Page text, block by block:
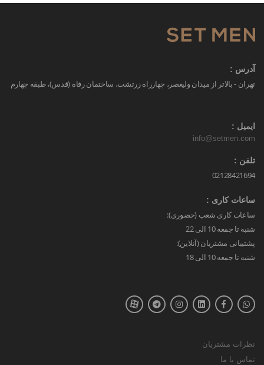
آدرس :
تهران - بالاتر از میدان ولیعصر، چهارراه زرتشت، ساختمان رفاه (قدس)، طبقه چهارم
ایمیل :
info@setmen.com
تلفن :
02128421694
ساعات کاری :
ساعات کاری شعب (حضوری):
شنبه تا جمعه 10 الی 22
پشتیبانی مشتریان (آنلاین):
شنبه تا جمعه 10 الی 18
نظرات مشتریان
تماس با ما